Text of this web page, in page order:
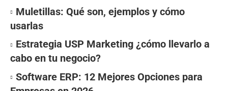
Muletillas: Qué son, ejemplos y cómo
usarlas
Estrategia USP Marketing ¿cómo llevarlo a
cabo en tu negocio?
Software ERP: 12 Mejores Opciones para